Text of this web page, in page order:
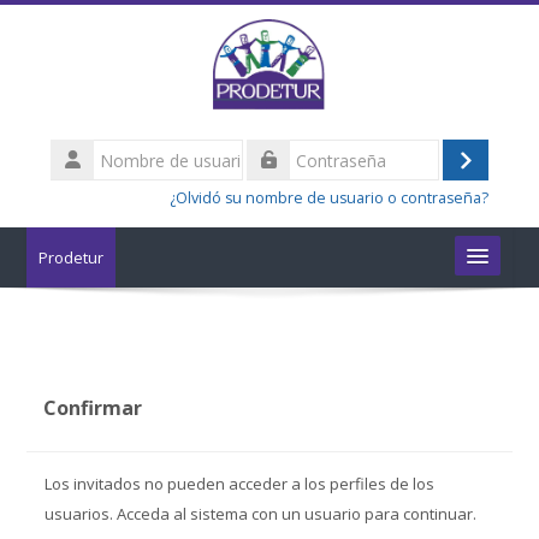
Nombre
de
Acceder
¿Olvidó su nombre de usuario o contraseña?
Prodetur
Confirmar
Los invitados no pueden acceder a los perfiles de los
usuarios. Acceda al sistema con un usuario para continuar.